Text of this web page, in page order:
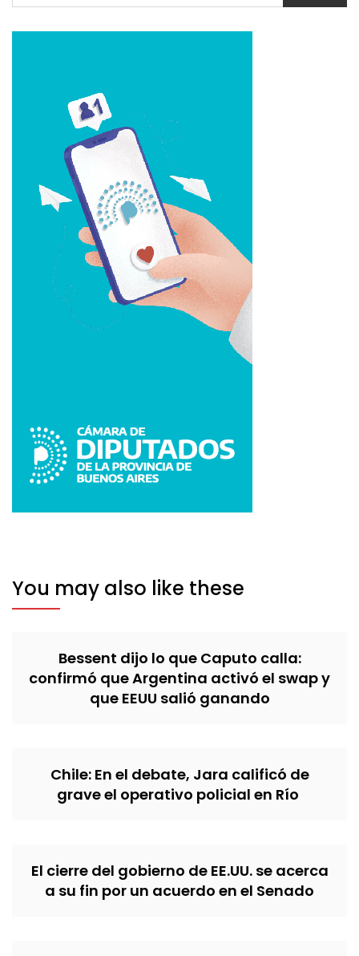
You may also like these
Bessent dijo lo que Caputo calla:
confirmó que Argentina activó el swap y
que EEUU salió ganando
Chile: En el debate, Jara calificó de
grave el operativo policial en Río
El cierre del gobierno de EE.UU. se acerca
a su fin por un acuerdo en el Senado